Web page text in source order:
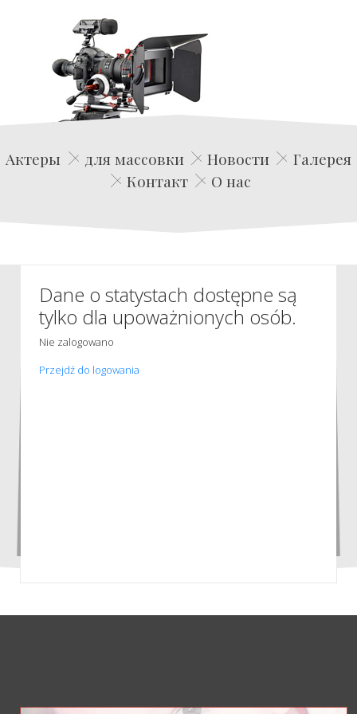
Edwin Film Agencja Aktorska
Актеры для массовки Новости
Галерея
Контакт
О нас
Dane o statystach dostępne są
tylko dla upoważnionych osób.
Nie zalogowano
Przejdź do logowania